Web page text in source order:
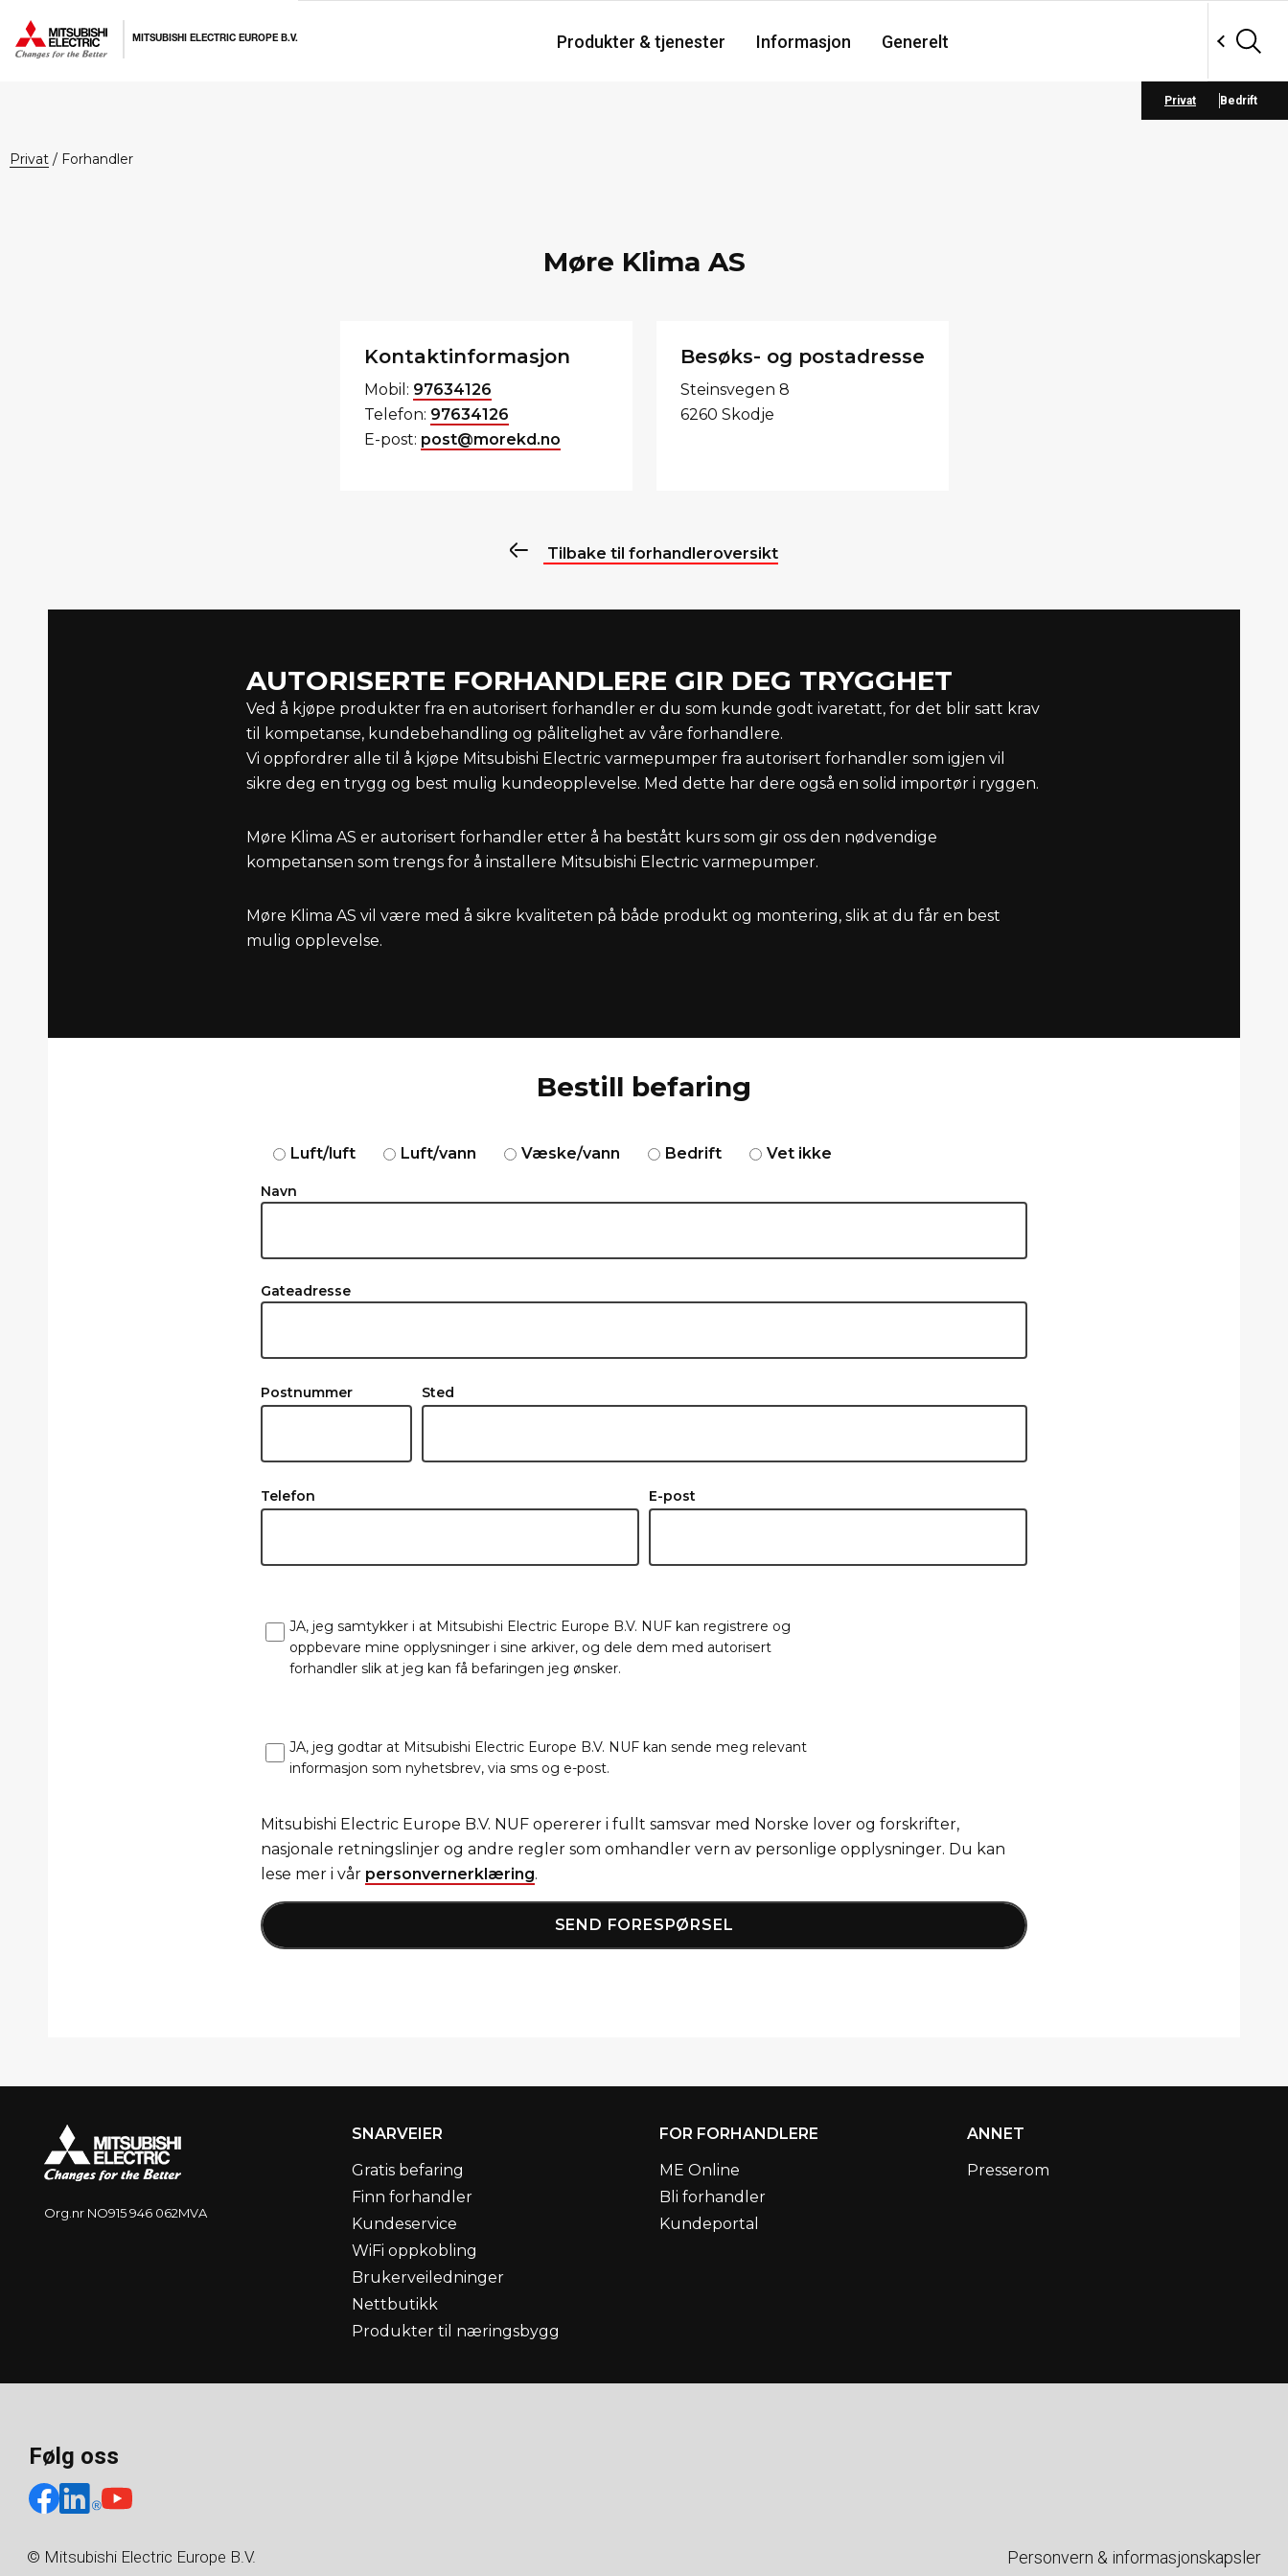
primær
hovedinnhold
bunntekst
MITSUBISHI ELECTRIC EUROPE B.V. Produkter & tjenester Informasjon Generelt
Privat Bedrift
privat / Forhandler
Møre Klima AS
Kontaktinformasjon
Mobil: 97634126
Telefon: 97634126
E-post: post@morekd.no
Besøks- og postadresse
Steinsvegen 8
6260 Skodje
Tilbake til forhandleroversikt
AUTORISERTE FORHANDLERE GIR DEG TRYGGHET
Ved å kjøpe produkter fra en autorisert forhandler er du som kunde godt ivaretatt, for det blir satt krav
til kompetanse, kundebehandling og pålitelighet av våre forhandlere.
Vi oppfordrer alle til å kjøpe Mitsubishi Electric varmepumper fra autorisert forhandler som igjen vil
sikre deg en trygg og best mulig kundeopplevelse. Med dette har dere også en solid importør i ryggen.
Møre Klima AS er autorisert forhandler etter å ha bestått kurs som gir oss den nødvendige
kompetansen som trengs for å installere Mitsubishi Electric varmepumper.
Møre Klima AS vil være med å sikre kvaliteten på både produkt og montering, slik at du får en best
mulig opplevelse.
Bestill befaring
Luft/luft Luft/vann Væske/vann Bedrift Vet ikke
Navn
Gateadresse
Postnummer Sted
Telefon E-post
JA, jeg samtykker i at Mitsubishi Electric Europe B.V. NUF kan registrere og
oppbevare mine opplysninger i sine arkiver, og dele dem med autorisert
forhandler slik at jeg kan få befaringen jeg ønsker.
JA, jeg godtar at Mitsubishi Electric Europe B.V. NUF kan sende meg relevant
informasjon som nyhetsbrev, via sms og e-post.
Mitsubishi Electric Europe B.V. NUF opererer i fullt samsvar med Norske lover og forskrifter,
nasjonale retningslinjer og andre regler som omhandler vern av personlige opplysninger. Du kan
lese mer i vår personvernerklæring.
Org.nr NO915 946 062MVA
SNARVEIER
Gratis befaring
Finn forhandler
Kundeservice
WiFi oppkobling
Brukerveiledninger
Nettbutikk
Produkter til næringsbygg
FOR FORHANDLERE
ME Online
Bli forhandler
Kundeportal
ANNET
Presserom
Følg oss
Personvern & informasjonskapsler
© Mitsubishi Electric Europe B.V.